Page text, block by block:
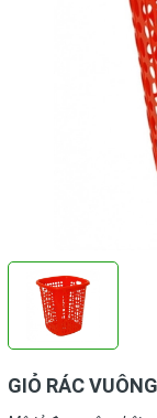
GIỎ RÁC